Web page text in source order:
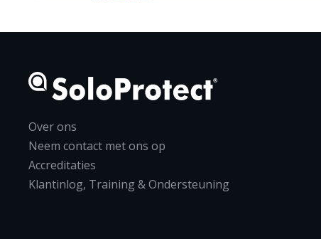
Over ons
Neem contact met ons op
Accreditaties
Klantinlog, Training & Ondersteuning